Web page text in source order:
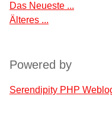
Das Neueste ...
Älteres ...
Powered by
Serendipity PHP